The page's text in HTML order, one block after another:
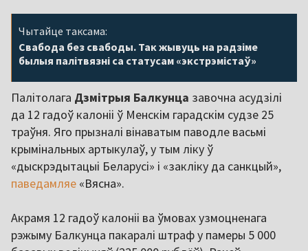
Чытайце таксама:
Свабода без свабоды. Так жывуць на радзіме
былыя палітвязні са статусам «экстрэмістаў»
Палітолага Дзмітрыя Балкунца завочна асудзілі
да 12 гадоў калоніі ў Менскім гарадскім судзе 25
траўня. Яго прызналі вінаватым паводле васьмі
крымінальных артыкулаў, у тым ліку ў
«дыскрэдытацыі Беларусі» і «закліку да санкцый»,
паведамляе «Вясна».
Акрамя 12 гадоў калоніі ва ўмовах узмоцненага
рэжыму Балкунца пакаралі штраф у памеры 5 000